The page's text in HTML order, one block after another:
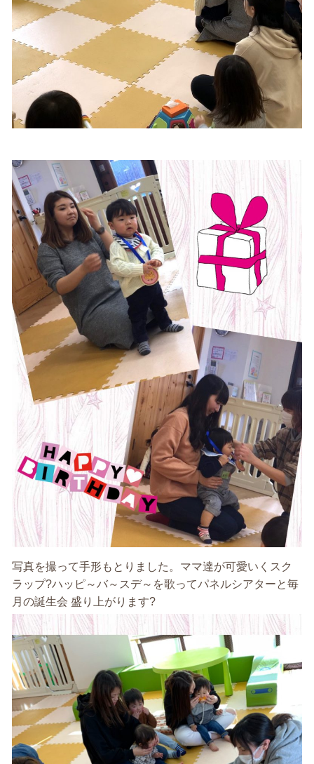
写真を撮って手形もとりました。ママ達が可愛いくスク
ラップ?ハッピ～バ～スデ～を歌ってパネルシアターと毎
月の誕生会 盛り上がります?